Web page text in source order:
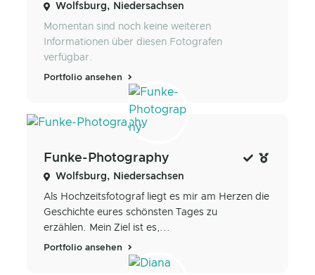
Wolfsburg, Niedersachsen
Momentan sind noch keine weiteren
Informationen über diesen Fotografen
verfügbar.
Portfolio ansehen
Funke-Photography
Wolfsburg, Niedersachsen
Als Hochzeitsfotograf liegt es mir am Herzen die
Geschichte eures schönsten Tages zu
erzählen. Mein Ziel ist es,...
Portfolio ansehen